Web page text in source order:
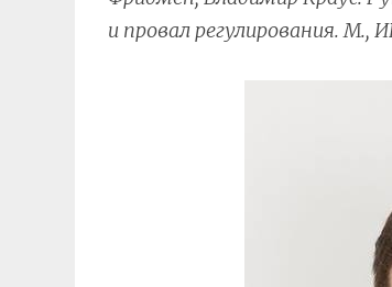
и провал регулирования. М.,